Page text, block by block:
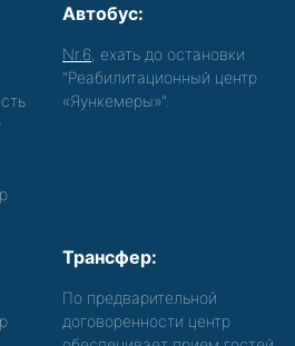
Автобус:
Nr.6 , ехать до остановки
"Реабилитационный центр
«Яункемеры»".
Трансфер:
По предварительной
договоренности центр